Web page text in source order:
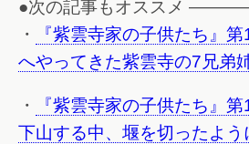
●次の記事もオススメ
・
『紫雲寺家の子供たち』
へやってきた紫雲寺の7兄弟
・
『紫雲寺家の子供たち』
下山する中、堰を切ったよう